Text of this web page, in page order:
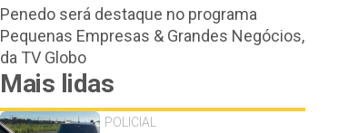
Penedo será destaque no programa
Pequenas Empresas & Grandes Negócios,
da TV Globo
Mais lidas
POLICIAL